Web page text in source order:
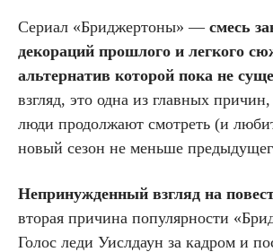
Сериал «Бриджертоны» — смесь
декораций прошлого и легкого
альтернатив которой пока не
взгляд, это одна из главных
люди продолжают смотреть (и
новый сезон не меньше
Непринужденный взгляд на
вторая причина популярности
Голос леди Уислдаун за кадром и